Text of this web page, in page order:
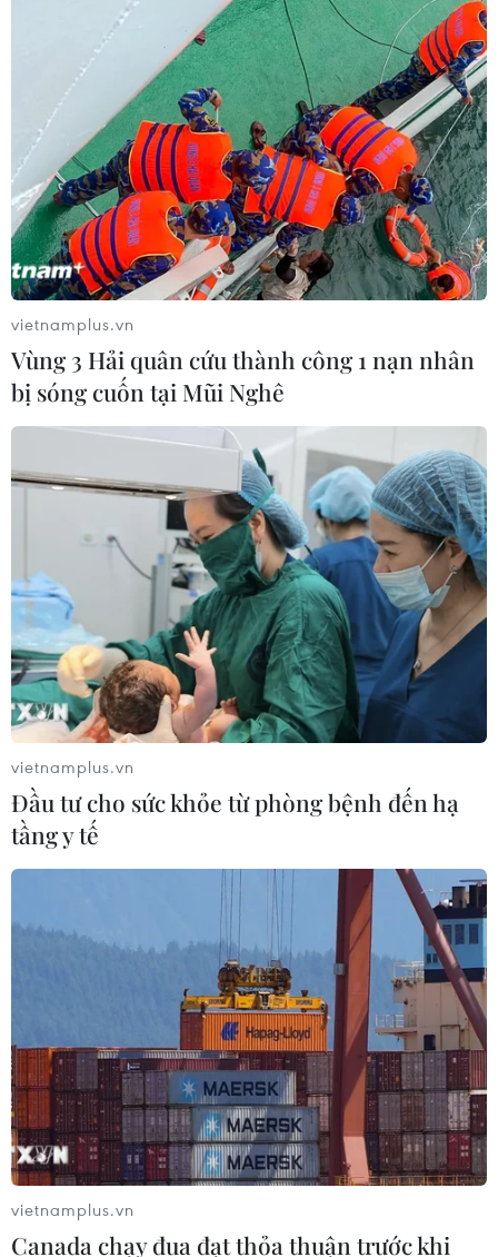
vietnamplus.vn
Vùng 3 Hải quân cứu thành công 1 nạn nhân
bị sóng cuốn tại Mũi Nghê
vietnamplus.vn
Đầu tư cho sức khỏe từ phòng bệnh đến hạ
tầng y tế
vietnamplus.vn
Canada chạy đua đạt thỏa thuận trước khi